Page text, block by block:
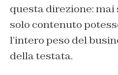
questa direzione: mai
solo contenuto
l’intero peso del
della testata.